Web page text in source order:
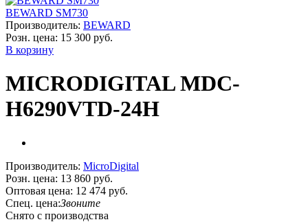
BEWARD SM730
Производитель: BEWARD
Розн. цена: 15 300 руб.
В корзину
MICRODIGITAL MDC-
H6290VTD-24H
Производитель: MicroDigital
Розн. цена: 13 860 руб.
Оптовая цена: 12 474 руб.
Спец. цена:Звоните
Снято с производства